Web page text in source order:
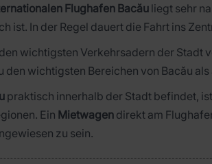
Flughafen Bacău liegt sehr
ist. In der Regel dauert die Fahrt ins
wichtigsten Verkehrsadern der Stadt
den wichtigsten Bereichen von Bacău
praktisch innerhalb der Stadt befindet,
Ein Mietwagen direkt am
zu sein.